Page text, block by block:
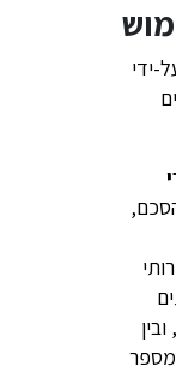
ידי